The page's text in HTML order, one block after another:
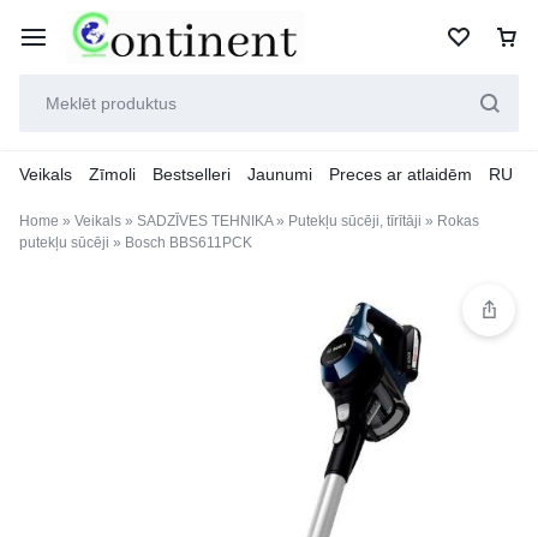
Veikals Zīmoli Bestselleri Jaunumi Preces ar atlaidēm RU
Home » Veikals » SADZĪVES TEHNIKA» Putekļu sūcēji, tīrītāji » Rokas
putekļu sūcēji » Bosch BBS611PCK